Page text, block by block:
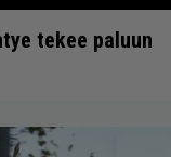
tekee paluun